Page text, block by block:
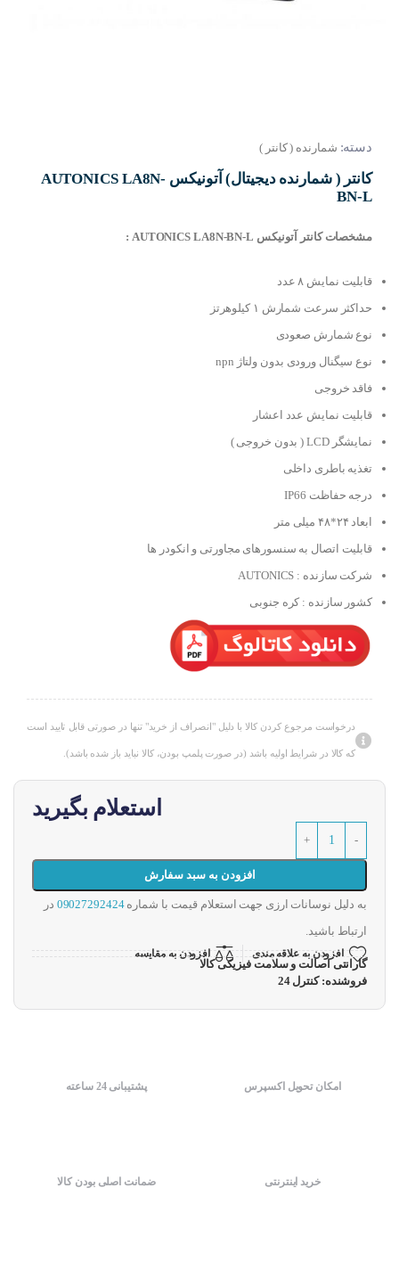
دسته: شمارنده ( کانتر )
کانتر ( شمارنده دیجیتال) آتونیکس AUTONICS LA8N-
BN-L
مشخصات کانتر آتونیکس AUTONICS LA8N-BN-L :
قابلیت نمایش ۸ عدد
حداکثر سرعت شمارش ۱ کیلوهرتز
نوع شمارش صعودی
نوع سیگنال ورودی بدون ولتاژ npn
فاقد خروجی
قابلیت نمایش عدد اعشار
نمایشگر LCD ( بدون خروجی )
تغذیه باطری داخلی
درجه حفاظت IP66
ابعاد ۲۴*۴۸ میلی متر
قابلیت اتصال به سنسورهای مجاورتی و انکودر ها
شرکت سازنده : AUTONICS
کشور سازنده : کره جنوبی
درخواست مرجوع کردن کالا با دلیل "انصراف از خرید" تنها در صورتی قابل تایید است
که کالا در شرایط اولیه باشد (در صورت پلمپ بودن، کالا نباید باز شده باشد).
استعلام بگیرید
افزودن به سبد سفارش
به دلیل نوسانات ارزی جهت استعلام قیمت با شماره09027292424 در
ارتباط باشید.
افزودن به علاقه مندی افزودن به مقایسه
گارانتی اصالت و سلامت فیزیکی کالا
فروشنده: کنترل 24
امکان تحویل اکسپرس پشتیبانی 24 ساعته
خرید اینترنتی ضمانت اصلی بودن کالا